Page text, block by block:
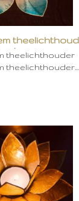
theelichthouder
theelichthouder…